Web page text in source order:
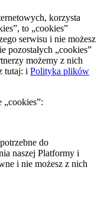
korzysta
to „cookies”
serwisu i nie możesz
pozostałych „cookies”
możemy z nich
tutaj: i Polityka plików
„cookies”:
do
naszej Platformy i
i nie możesz z nich